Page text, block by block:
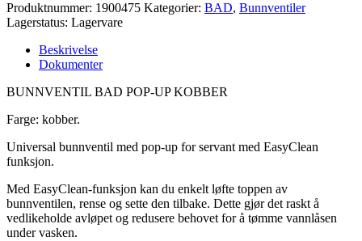
Produktnummer: 1900475 Kategorier: BAD, Bunnventiler
Lagerstatus: Lagervare
Beskrivelse
Dokumenter
BUNNVENTIL BAD POP-UP KOBBER
Farge: kobber.
Universal bunnventil med pop-up for servant med EasyClean
funksjon.
Med EasyClean-funksjon kan du enkelt løfte toppen av
bunnventilen, rense og sette den tilbake. Dette gjør det raskt å
vedlikeholde avløpet og redusere behovet for å tømme vannlåsen
under vasken.